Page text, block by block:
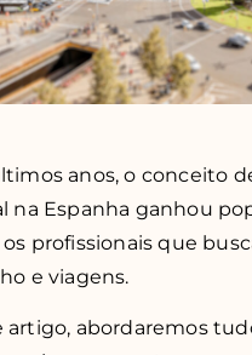
anos, o conceito
na Espanha ganhou
profissionais que
e viagens.
artigo, abordaremos